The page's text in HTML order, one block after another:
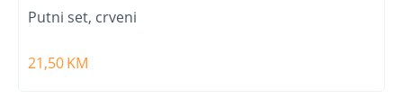
Putni set, crveni
21,50KM